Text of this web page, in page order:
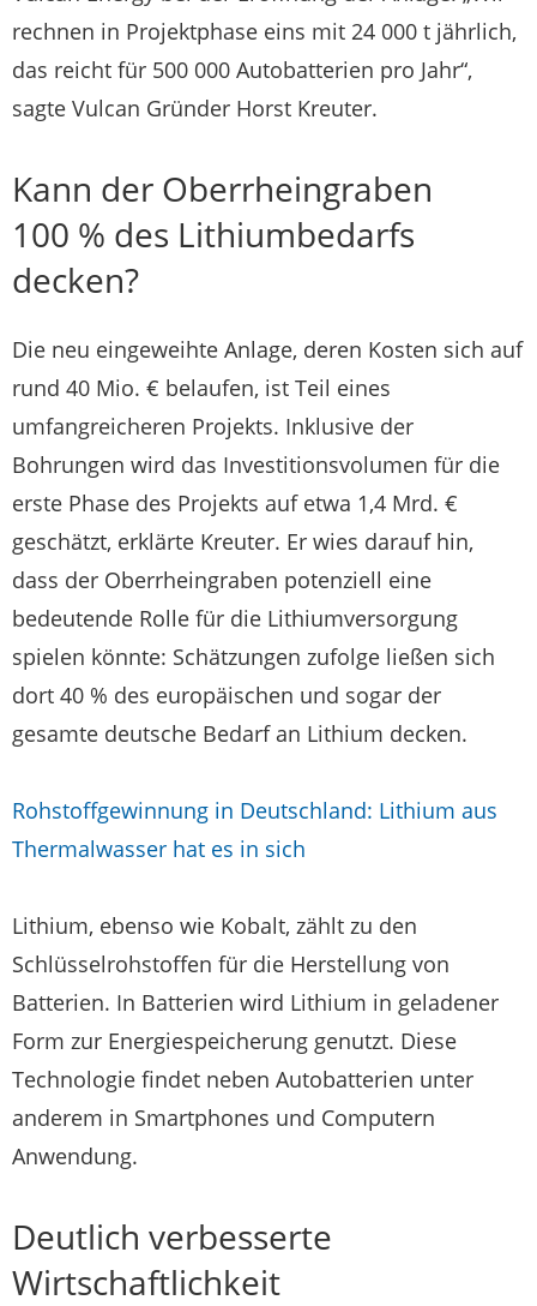
rechnen in Projektphase eins mit 24 000 t jährlich,
das reicht für 500 000 Autobatterien pro Jahr“,
sagte Vulcan Gründer Horst Kreuter.
Kann der Oberrheingraben
100 % des Lithiumbedarfs
decken?
Die neu eingeweihte Anlage, deren Kosten sich auf
rund 40 Mio. € belaufen, ist Teil eines
umfangreicheren Projekts. Inklusive der
Bohrungen wird das Investitionsvolumen für die
erste Phase des Projekts auf etwa 1,4 Mrd. €
geschätzt, erklärte Kreuter. Er wies darauf hin,
dass der Oberrheingraben potenziell eine
bedeutende Rolle für die Lithiumversorgung
spielen könnte: Schätzungen zufolge ließen sich
dort 40 % des europäischen und sogar der
gesamte deutsche Bedarf an Lithium decken.
Rohstoffgewinnung in Deutschland: Lithium aus
Thermalwasser hat es in sich
Lithium, ebenso wie Kobalt, zählt zu den
Schlüsselrohstoffen für die Herstellung von
Batterien. In Batterien wird Lithium in geladener
Form zur Energiespeicherung genutzt. Diese
Technologie findet neben Autobatterien unter
anderem in Smartphones und Computern
Anwendung.
Deutlich verbesserte
Wirtschaftlichkeit